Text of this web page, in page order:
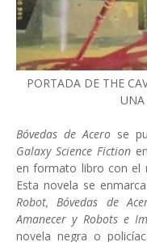
PORTADA DE THE
Bóvedas de Acerose
Galaxy Science Fiction
en formato libro con el
Esta novela se
Robot, Bóvedas de
Amanecer y Robots e
novela negra o